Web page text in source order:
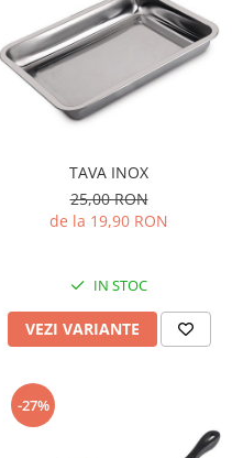
TAVA INOX
25,00 RON
de la 19,90 RON
IN STOC
VEZI VARIANTE
-27%